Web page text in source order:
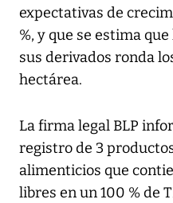
expectativas de
%, y que se estima
sus derivados ronda
hectárea.
La firma legal BLP
registro de 3
alimenticios que
libres en un 100 % de